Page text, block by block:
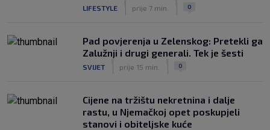
SK prije 2 h
LIFESTYLE prije 7 min. 0
Pad povjerenja u Zelenskog: Pretekli ga
Zalužnji i drugi generali. Tek je šesti
SVIJET prije 15 min. 0
Cijene na tržištu nekretnina i dalje
rastu, u Njemačkoj opet poskupjeli
stanovi i obiteljske kuće